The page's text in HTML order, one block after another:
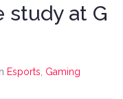
study at G
Esports Gaming